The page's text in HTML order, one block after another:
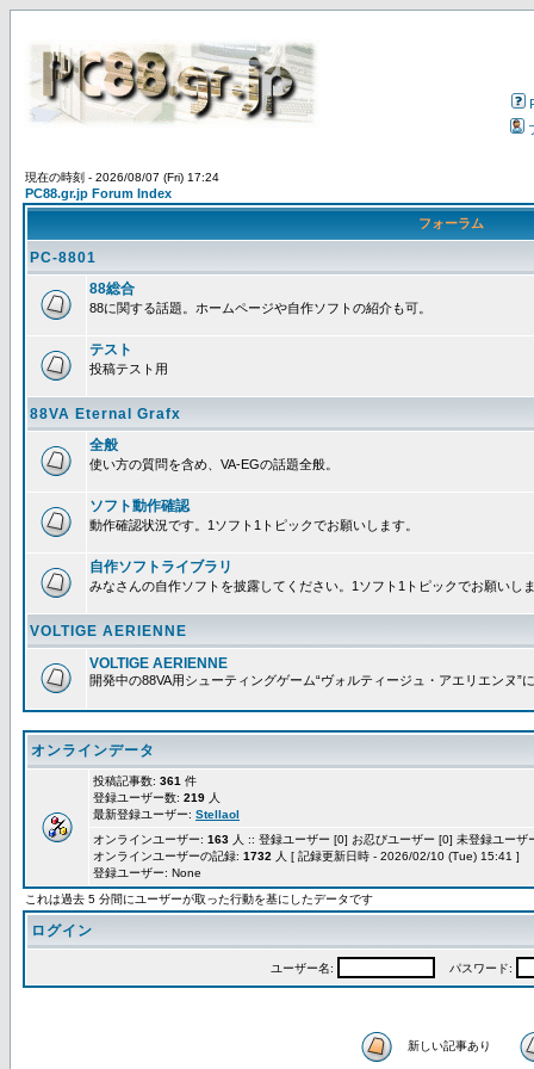
現在の時刻 - 2026/08/07 (Fri) 17:24
PC88.gr.jp Forum Index
フォーラム
PC-8801
88総合
88に関する話題。ホームページや自作ソフトの紹介も可。
テスト
投稿テスト用
88VA Eternal Grafx
全般
使い方の質問を含め、VA-EGの話題全般。
ソフト動作確認
動作確認状況です。1ソフト1トピックでお願いします。
自作ソフトライブラリ
みなさんの自作ソフトを披露してください。1ソフト1トピックでお願いし
VOLTIGE AERIENNE
VOLTIGE AERIENNE
開発中の88VA用シューティングゲーム“ヴォルティージュ・アエリエンヌ”
オンラインデータ
投稿記事数: 361 件
登録ユーザー数: 219 人
最新登録ユーザー: Stellaol
オンラインユーザー: 163 人 :: 登録ユーザー [0] お忍びユーザー [0] 未登録ユー
オンラインユーザーの記録: 1732 人 [ 記録更新日時 - 2026/02/10 (Tue) 15:41 ]
登録ユーザー: None
これは過去 5 分間にユーザーが取った行動を基にしたデータです
ログイン
ユーザー名: パスワード:
新しい記事あり